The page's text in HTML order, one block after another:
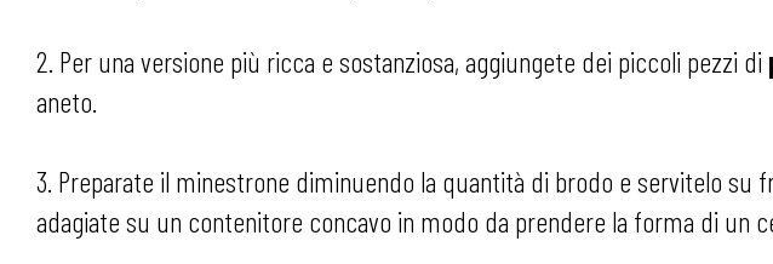
2. Per una versione più ricca e sostanziosa, aggiungete dei piccoli pezzi di
aneto.
3. Preparate il minestrone diminuendo la quantità di brodo e servitelo su
adagiate su un contenitore concavo in modo da prendere la forma di un